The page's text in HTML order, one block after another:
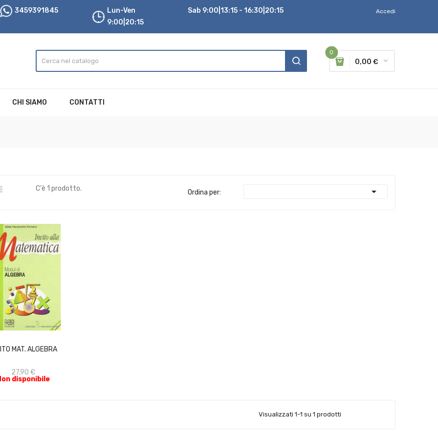
3459391845
Lun-Ven
9:00|20:15
Sab 9:00|13:15 - 16:30|20:15 Accedi
0
0,00 €
CHI SIAMO CONTATTI
C'è 1 prodotto. Ordina per: 
MAT. ALGEBRA
27,90 €
disponibile
ACQUISTA
Visualizzati 1-1 su 1 prodotti